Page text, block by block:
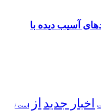
آسیب دیده با
اخبار جدید از است /